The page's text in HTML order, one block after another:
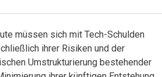
müssen sich mit Tech-Schulden
ihrer Risiken und der
Umstrukturierung bestehender